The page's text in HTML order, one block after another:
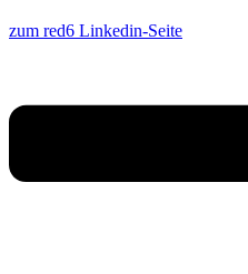
zum red6 Linkedin-Seite